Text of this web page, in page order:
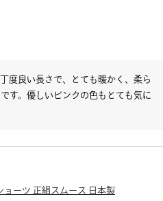
度良い長さで、とても暖かく、柔ら
す。優しいピンクの色もとても気に
ョーツ 正絹スムース 日本製